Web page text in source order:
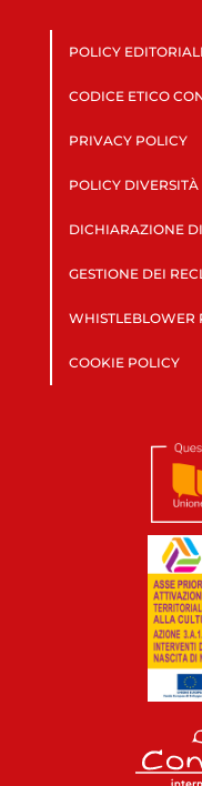
POLICY
CODICE ETICO
PRIVACY POLICY
POLICY DIVERSITÀ
DICHIARAZIONE
GESTIONE DEI
WHISTLEBLOWER
COOKIE POLICY